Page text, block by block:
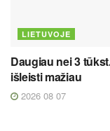
LIETUVOJE
Daugiau nei 3
išleisti mažiau
2026 08 07